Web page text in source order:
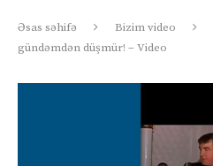
Əsas səhifə Bizim video
gündəmdən düşmür! – Video